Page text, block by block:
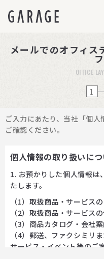
メールでのオフィス
OFFICE
1
ご入力にあたり、当社「個
ご確認ください。
個人情報の取り扱いに
1. お預かりした個人情報は
たします。
（1）取扱商品・サービス
（2）取扱商品・サービス
（3）商品カタログ・会社
（4）郵送、ファクシミリ
サービス・イベント等のご